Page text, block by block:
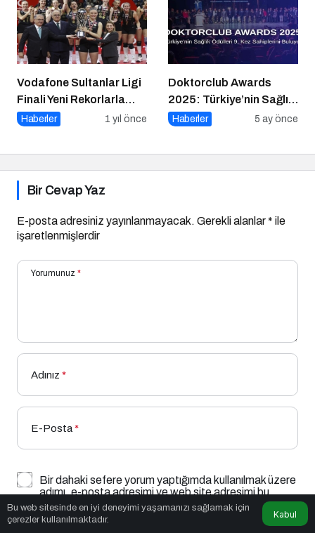
Vodafone Sultanlar Ligi
Finali Yeni Rekorlarla
Tamamlandı
Haberler 1 yıl önce
Doktorclub Awards
2025: Türkiye’nin Sağlık
Ödülleri 9. Kez
Haberler 5 ay önce
Bir Cevap Yaz
E-posta adresiniz yayınlanmayacak. Gerekli alanlar* ile
işaretlenmişlerdir
Yorumunuz *
Adınız *
E-Posta*
Bir dahaki sefere yorum yaptığımda kullanılmak üzere
adımı, e-posta adresimi ve web site adresimi bu
tarayıcıya kaydet.
Bu web sitesinde en iyi deneyimi yaşamanızı sağlamak için
çerezler kullanılmaktadır.
Kabul